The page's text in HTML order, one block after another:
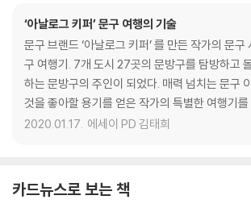
‘아날로그 키퍼’ 문구 여행의 기술
문구 브랜드 ‘아날로그 키퍼’ 를 만든 작가의 문
구 여행기. 7개 도시 27곳의 문방구를 탐방하고
하는 문방구의 주인이 되었다. 매력 넘치는 문구
것을 좋아할 용기를 얻은 작가의 특별한 여행기
2020.01.17. 에세이 PD 김태희
카드뉴스로 보는 책